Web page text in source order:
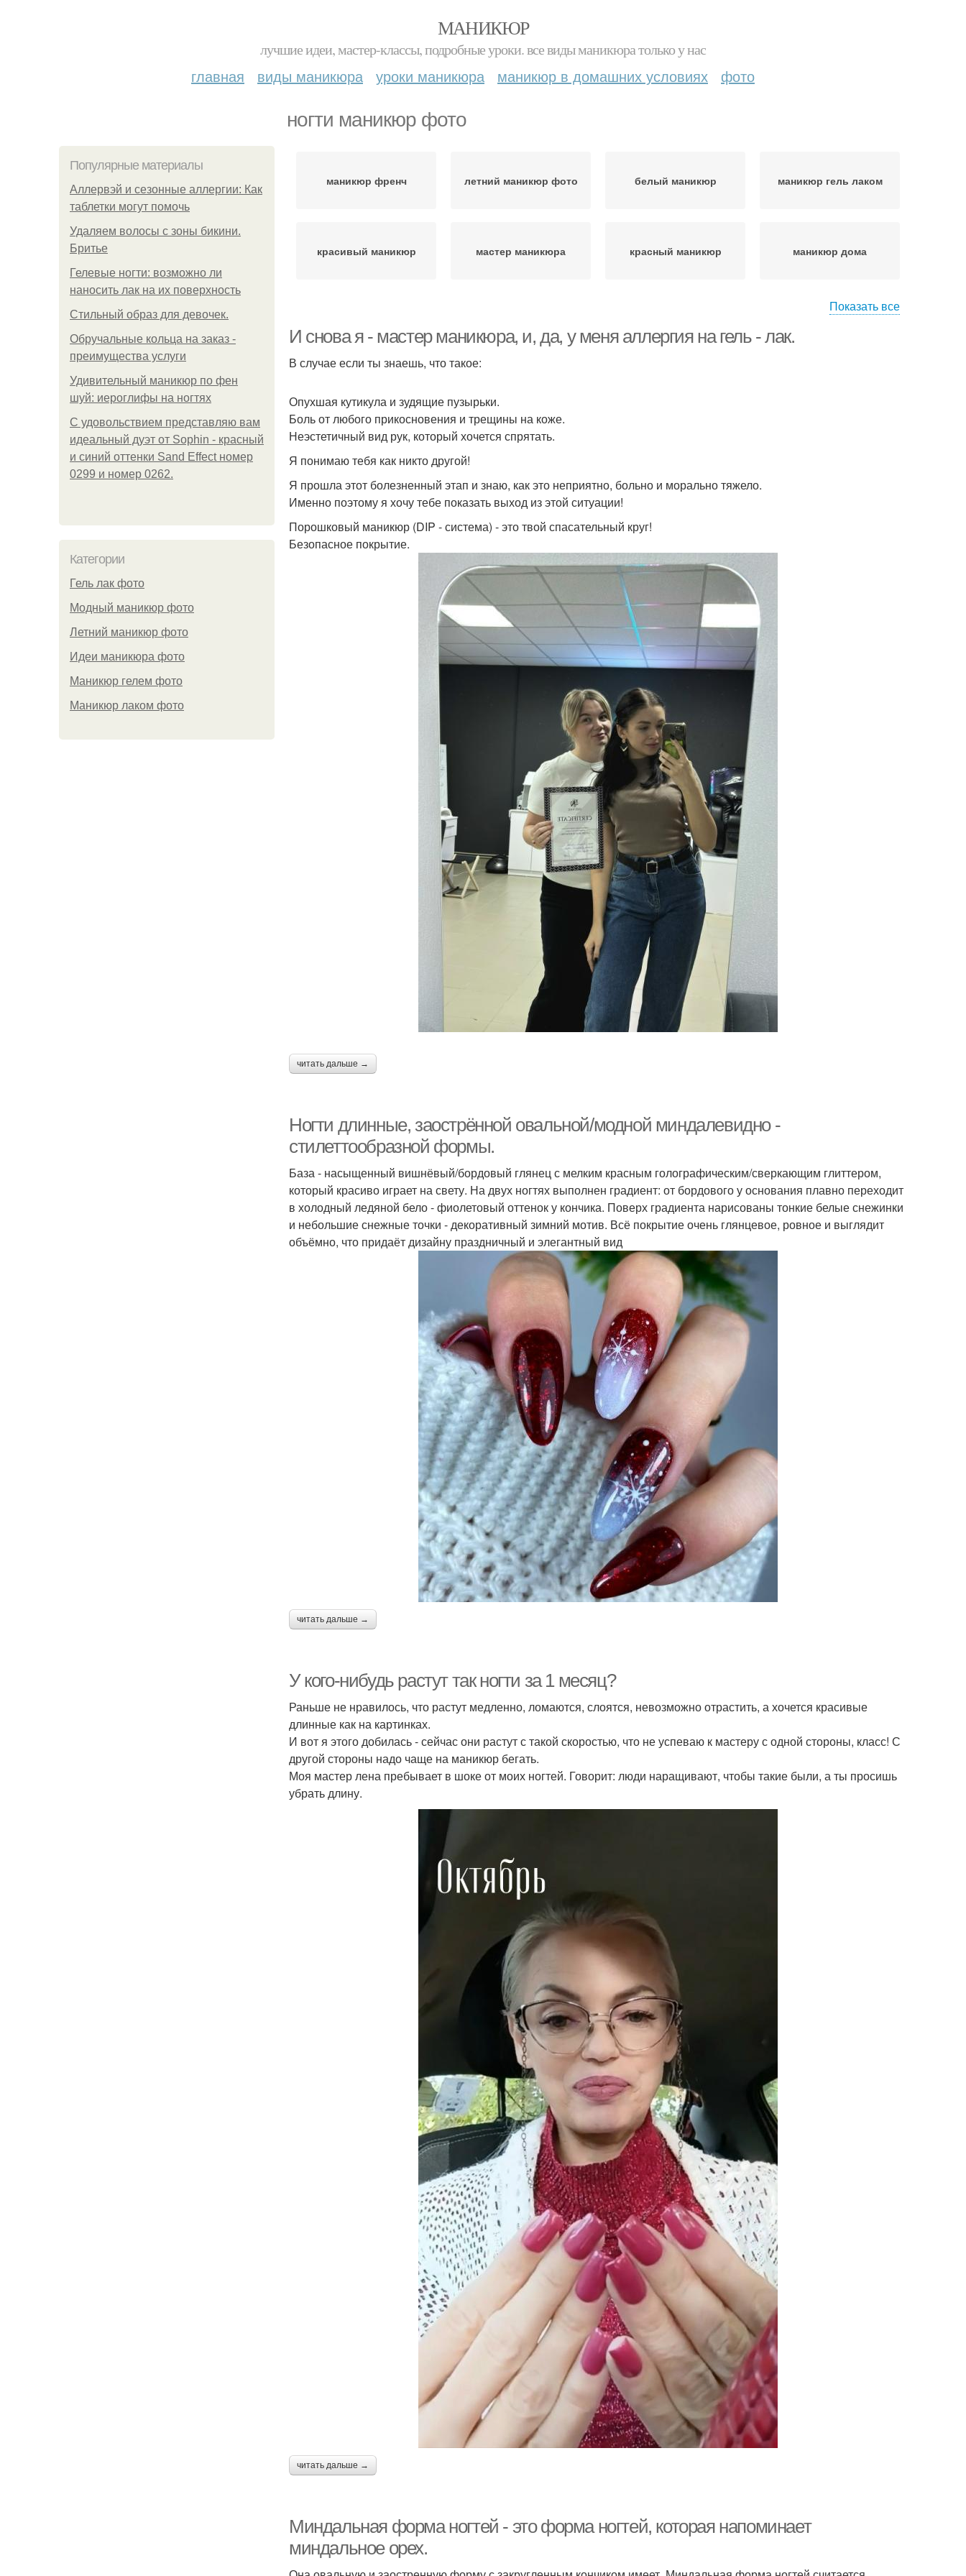
МАНИКЮР
лучшие идеи, мастер-классы, подробные уроки. все виды маникюра только у нас
главная виды маникюра уроки маникюра маникюр в домашних условиях фото
ногти маникюр фото
Популярные материалы
Аллервэй и сезонные аллергии: Как
таблетки могут помочь
Удаляем волосы с зоны бикини.
Бритье
Гелевые ногти: возможно ли
наносить лак на их поверхность
Стильный образ для девочек.
Обручальные кольца на заказ -
преимущества услуги
Удивительный маникюр по фен
шуй: иероглифы на ногтях
С удовольствием представляю вам
идеальный дуэт от Sophin - красный
и синий оттенки Sand Effect номер
0299 и номер 0262.
Категории
Гель лак фото
Модный маникюр фото
Летний маникюр фото
Идеи маникюра фото
Маникюр гелем фото
Маникюр лаком фото
маникюр френч летний маникюр фото белый маникюр маникюр гель лаком
красивый маникюр мастер маникюра красный маникюр маникюр дома
ногти
как сделать маникюр
Показать все
И снова я - мастер маникюра, и, да, у меня аллергия на гель - лак.
В случае если ты знаешь, что такое:
Опухшая кутикула и зудящие пузырьки.
Боль от любого прикосновения и трещины на коже.
Неэстетичный вид рук, который хочется спрятать.
Я понимаю тебя как никто другой!
Я прошла этот болезненный этап и знаю, как это неприятно, больно и морально тяжело.
Именно поэтому я хочу тебе показать выход из этой ситуации!
Порошковый маникюр (DIP - система) - это твой спасательный круг!
Безопасное покрытие.
читать дальше →
Ногти длинные, заострённой овальной/модной миндалевидно -
стилеттообразной формы.
База - насыщенный вишнёвый/бордовый глянец с мелким красным голографическим/сверкающим глиттером,
который красиво играет на свету. На двух ногтях выполнен градиент: от бордового у основания плавно переходит
в холодный ледяной бело - фиолетовый оттенок у кончика. Поверх градиента нарисованы тонкие белые снежинки
и небольшие снежные точки - декоративный зимний мотив. Всё покрытие очень глянцевое, ровное и выглядит
объёмно, что придаёт дизайну праздничный и элегантный вид
читать дальше →
У кого-нибудь растут так ногти за 1 месяц?
Раньше не нравилось, что растут медленно, ломаются, слоятся, невозможно отрастить, а хочется красивые
длинные как на картинках.
И вот я этого добилась - сейчас они растут с такой скоростью, что не успеваю к мастеру с одной стороны, класс! С
другой стороны надо чаще на маникюр бегать.
Моя мастер лена пребывает в шоке от моих ногтей. Говорит: люди наращивают, чтобы такие были, а ты просишь
убрать длину.
читать дальше →
Миндальная форма ногтей - это форма ногтей, которая напоминает
миндальное орех.